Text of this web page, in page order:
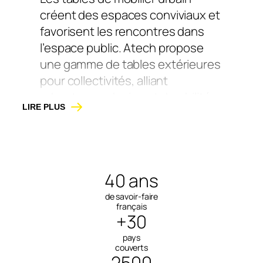
créent des espaces conviviaux et
favorisent les rencontres dans
l’espace public. Atech propose
une gamme de tables extérieures
pour collectivités, alliant
espaces de pause. Disponibles en
version classique ou PMR, avec ou
sans banc intégré, elles résistent
aux usages intensifs et aux
conditions extérieures.
LIRE PLUS
40 ans
de savoir-faire
français
+30
pays
couverts